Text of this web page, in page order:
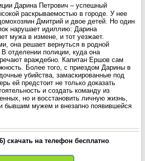
Дарина Петрович – успешный
раскрываемостью в городе. У нее
Дмитрий и двое детей. Но один
нарушает идиллию: Дарина
мужа в измене, и тот уезжает.
она решает вернуться в родной
отделении полиции, куда она
враждебно. Капитан Ершов сам
Более того, с приездом Дарины в
убийства, замаскированные под
ей предстоит не только доказать
и создать команду из
но и восстановить личную жизнь,
бывшим мужем и внезапно появившейся
скачать на телефон бесплатно